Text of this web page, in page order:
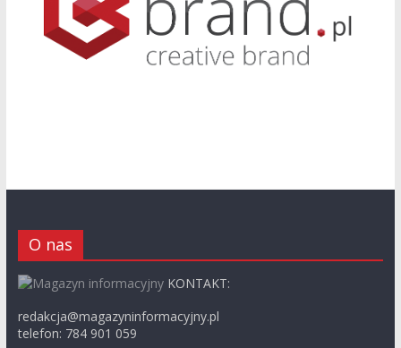
O nas
KONTAKT:
redakcja@magazyninformacyjny.pl
telefon: 784 901 059